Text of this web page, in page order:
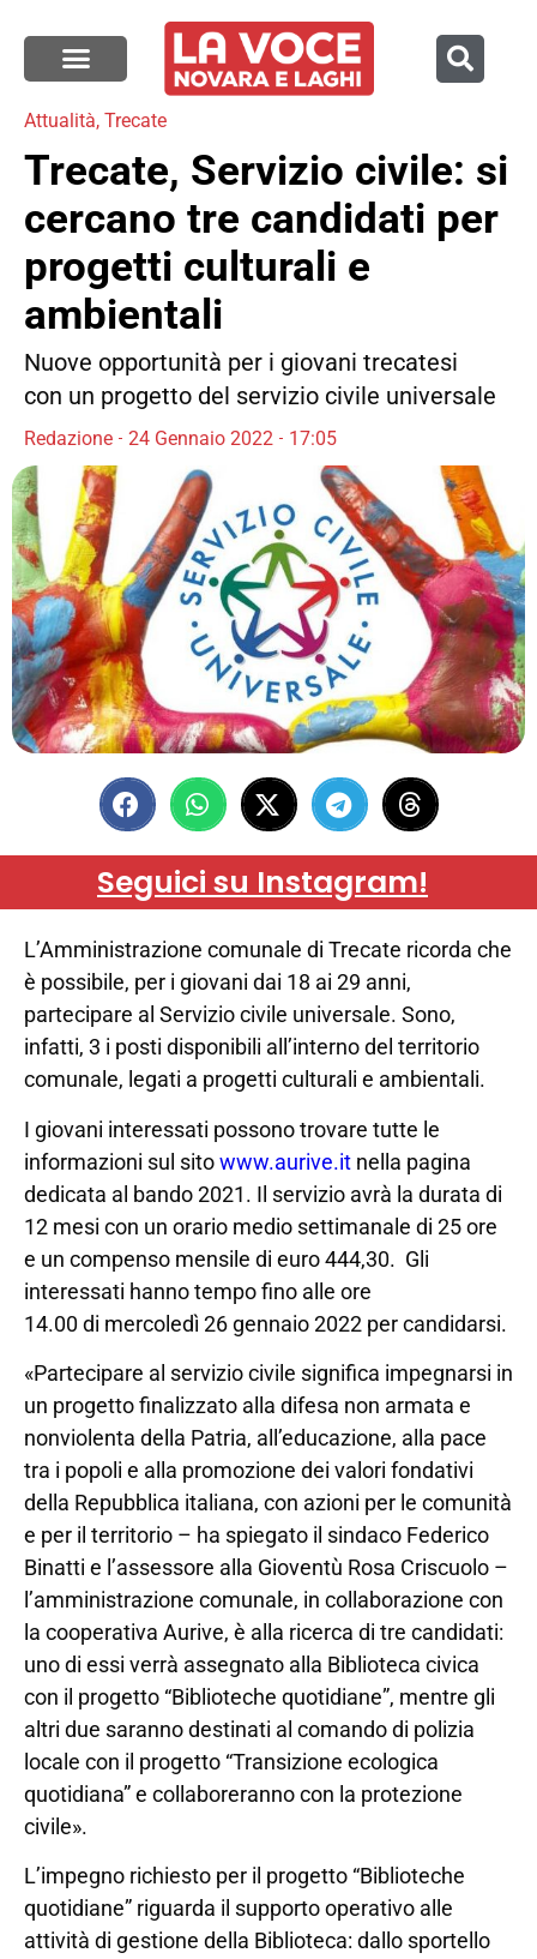
Attualità, Trecate
Trecate, Servizio civile: si
cercano tre candidati per
progetti culturali e
ambientali
Nuove opportunità per i giovani trecatesi
con un progetto del servizio civile universale
Redazione 24 Gennaio 2022 17:05
Seguici su Instagram!
L’Amministrazione comunale di Trecate ricorda che
è possibile, per i giovani dai 18 ai 29 anni,
partecipare al Servizio civile universale. Sono,
infatti, 3 i posti disponibili all’interno del territorio
comunale, legati a progetti culturali e ambientali.
I giovani interessati possono trovare tutte le
informazioni sul sitowww.aurive.it nella pagina
dedicata al bando 2021. Il servizio avrà la durata di
12 mesi con un orario medio settimanale di 25 ore
e un compenso mensile di euro 444,30. Gli
interessati hanno tempo fino alle ore
14.00 di mercoledì 26 gennaio 2022 per candidarsi.
«Partecipare al servizio civile significa impegnarsi in
un progetto finalizzato alla difesa non armata e
nonviolenta della Patria, all’educazione, alla pace
tra i popoli e alla promozione dei valori fondativi
della Repubblica italiana, con azioni per le comunità
e per il territorio – ha spiegato il sindaco Federico
Binatti e l’assessore alla Gioventù Rosa Criscuolo –
l’amministrazione comunale, in collaborazione con
la cooperativa Aurive, è alla ricerca di tre candidati:
uno di essi verrà assegnato alla Biblioteca civica
con il progetto “Biblioteche quotidiane”, mentre gli
altri due saranno destinati al comando di polizia
locale con il progetto “Transizione ecologica
quotidiana” e collaboreranno con la protezione
civile».
L’impegno richiesto per il progetto “Biblioteche
quotidiane” riguarda il supporto operativo alle
attività di gestione della Biblioteca: dallo sportello